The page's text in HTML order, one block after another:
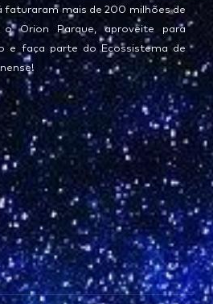
faturaram mais de 200 milhões de
o Orion Parque, aproveite para
e faça parte do Ecossistema de